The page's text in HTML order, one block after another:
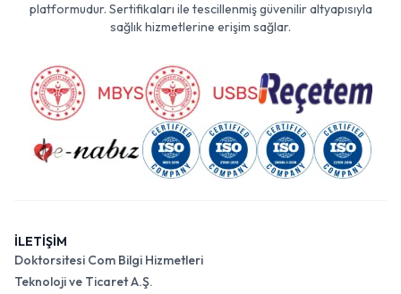
platformudur. Sertifikaları ile tescillenmiş güvenilir altyapısıyla
sağlık hizmetlerine erişim sağlar.
İLETİŞİM
Doktorsitesi Com Bilgi Hizmetleri
Teknoloji ve Ticaret A.Ş.